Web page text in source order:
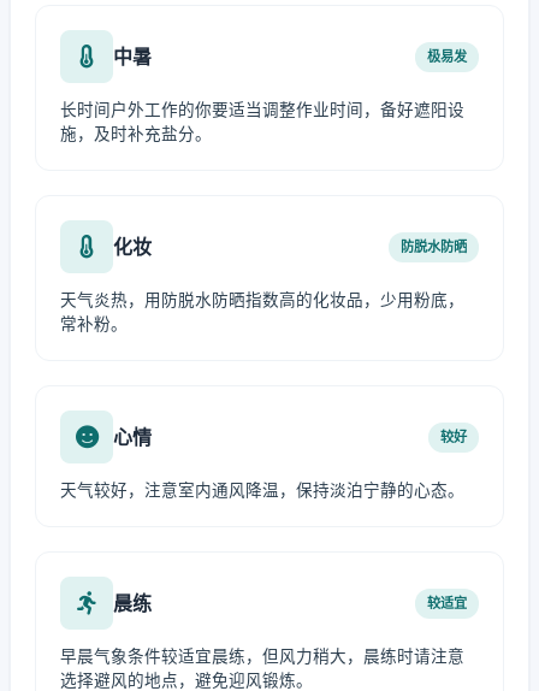
中暑 极易发
长时间户外工作的你要适当调整作业时间，备好遮阳设
施，及时补充盐分。
化妆 防脱水防晒
天气炎热，用防脱水防晒指数高的化妆品，少用粉底，
常补粉。
心情 较好
天气较好，注意室内通风降温，保持淡泊宁静的心态。
晨练 较适宜
早晨气象条件较适宜晨练，但风力稍大，晨练时请注意
选择避风的地点，避免迎风锻炼。